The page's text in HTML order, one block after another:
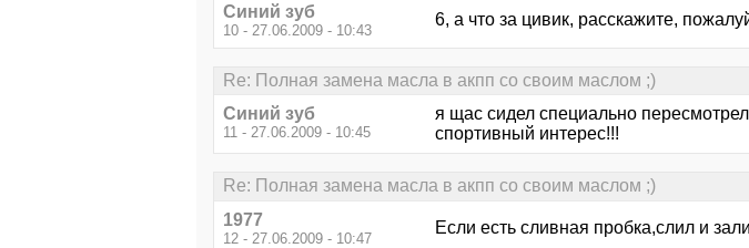
Синий зуб
10 - 27.06.2009 - 10:43
6, а что за цивик, расскажите,
Re: Полная замена масла в акпп со своим маслом ;)
Синий зуб
11 - 27.06.2009 - 10:45
я щас сидел специально
спортивный интерес!!!
Re: Полная замена масла в акпп со своим маслом ;)
1977
12 - 27.06.2009 - 10:47
Если есть сливная пробка,слил и